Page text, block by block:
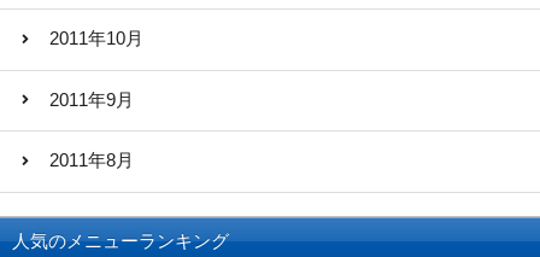
2011年10月
2011年9月
2011年8月
人気のメニューランキング